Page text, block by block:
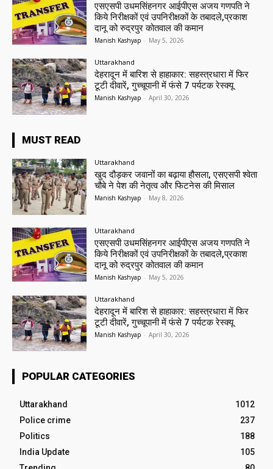
एसएसपी उधमसिंहनगर आईपीएस अजय गणपति ने
किये निरीक्षकों एवं उपनिरीक्षकों के तबादले,प्रकाश
दानू को रुद्रपुर कोतवाल की कमान
Manish Kashyap - May 5, 2026
Uttarakhand
देहरादून में बारिश से हाहाकार: सहस्त्रधारा में फिर
टूटी दीवारें, गुच्चूपानी में फंसे 7 पर्यटक रेस्क्यू
Manish Kashyap - April 30, 2026
MUST READ
Uttarakhand
खुद दौड़कर जवानों का बढ़ाया हौसला, एसएसपी श्वेता
चौबे ने पेश की नेतृत्व और फिटनेस की मिसाल
Manish Kashyap - May 8, 2026
Uttarakhand
एसएसपी उधमसिंहनगर आईपीएस अजय गणपति ने
किये निरीक्षकों एवं उपनिरीक्षकों के तबादले,प्रकाश
दानू को रुद्रपुर कोतवाल की कमान
Manish Kashyap - May 5, 2026
Uttarakhand
देहरादून में बारिश से हाहाकार: सहस्त्रधारा में फिर
टूटी दीवारें, गुच्चूपानी में फंसे 7 पर्यटक रेस्क्यू
Manish Kashyap - April 30, 2026
POPULAR CATEGORIES
Uttarakhand
1012
Police crime
237
Politics
188
India Update
105